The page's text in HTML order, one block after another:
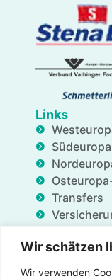
Wir schätzen
Wir verwenden
Links
Transfers